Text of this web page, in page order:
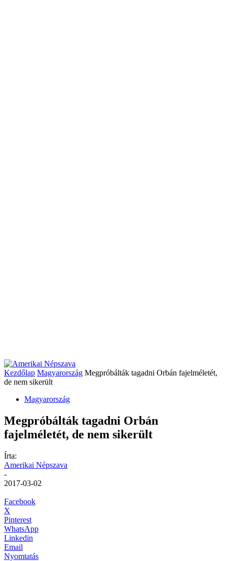
Kezdőlap Magyarország Megpróbálták tagadni Orbán fajelméletét,
de nem sikerült
Magyarország
Megpróbálták tagadni Orbán
fajelméletét, de nem sikerült
Írta:
Amerikai Népszava
-
2017-03-02
Facebook
X
Pinterest
WhatsApp
Linkedin
Email
Nyomtatás